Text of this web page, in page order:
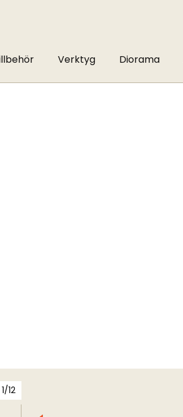
Verktyg Diorama
12